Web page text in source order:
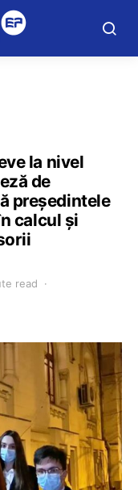
la nivel
de
președintele
calcul și
read